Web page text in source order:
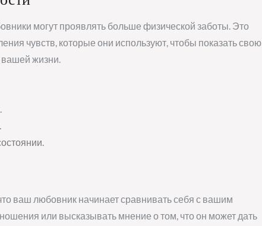
могут проявлять больше физической заботы. Это
чувств, которые они используют, чтобы показать свою
вашей жизни.
ваш любовник начинает сравнивать себя с вашим
или высказывать мнение о том, что он может дать